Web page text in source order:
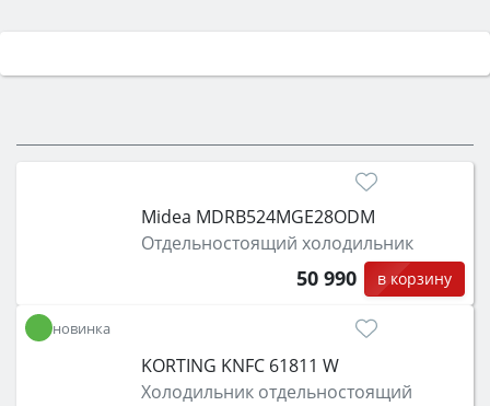
Midea MDRB524MGE28ODM
Отдельностоящий холодильник
50 990 в корзину
новинка
KORTING KNFC 61811 W
Холодильник отдельностоящий